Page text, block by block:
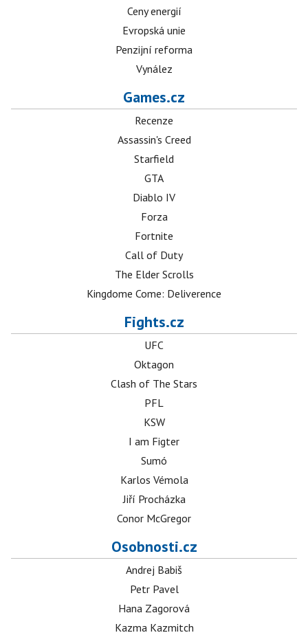
Ceny energií
Evropská unie
Penzijní reforma
Vynález
Games.cz
Recenze
Assassin's Creed
Starfield
GTA
Diablo IV
Forza
Fortnite
Call of Duty
The Elder Scrolls
Kingdome Come: Deliverence
Fights.cz
UFC
Oktagon
Clash of The Stars
PFL
KSW
I am Figter
Sumó
Karlos Vémola
Jiří Procházka
Conor McGregor
Osobnosti.cz
Andrej Babiš
Petr Pavel
Hana Zagorová
Kazma Kazmitch